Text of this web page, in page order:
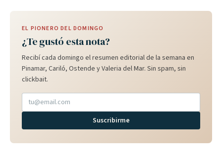
EL PIONERO DEL DOMINGO
¿Te gustó esta nota?
Recibí cada domingo el resumen editorial de la semana en
Pinamar, Cariló, Ostende y Valeria del Mar. Sin spam, sin
clickbait.
Suscribirme